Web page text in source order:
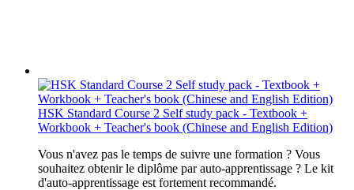
HSK Standard Course 2 Self study pack - Textbook +
Workbook + Teacher's book (Chinese and English Edition)
Vous n'avez pas le temps de suivre une formation ? Vous
souhaitez obtenir le diplôme par auto-apprentissage ? Le kit
d'auto-apprentissage est fortement recommandé.